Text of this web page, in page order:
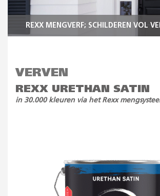
REXX MENGVERF; SCHILDEREN VOL
VERVEN
REXX URETHAN SATIN
in 30.000 kleuren via het Rexx